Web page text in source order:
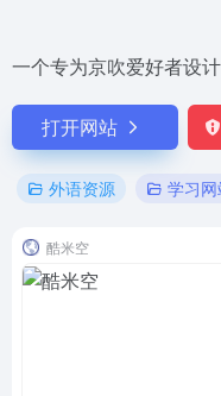
一个专为京吹爱好者设
打开网站
外语资源 学习
酷米空